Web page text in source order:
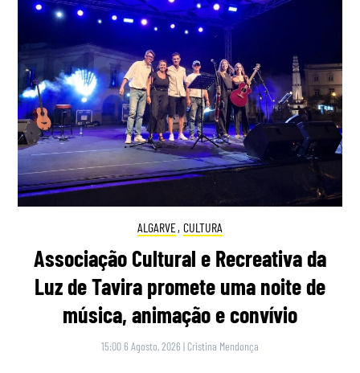
ALGARVE, CULTURA
Associação Cultural e Recreativa da
Luz de Tavira promete uma noite de
música, animação e convívio
15:00 6 Agosto, 2026 | Cristina Mendonça